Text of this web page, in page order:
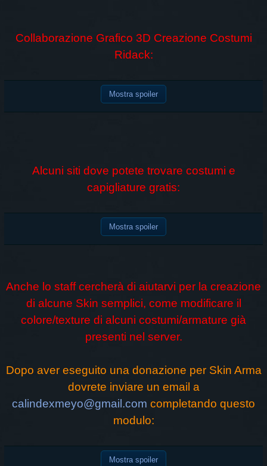
Collaborazione Grafico 3D Creazione Costumi
Ridack:
Mostra spoiler
Alcuni siti dove potete trovare costumi e
capigliature gratis:
Mostra spoiler
Anche lo staff cercherà di aiutarvi per la creazione
di alcune Skin semplici, come modificare il
colore/texture di alcuni costumi/armature già
presenti nel server.
Dopo aver eseguito una donazione per Skin Arma
dovrete inviare un email a
calindexmeyo@gmail.com completando questo
modulo:
Mostra spoiler